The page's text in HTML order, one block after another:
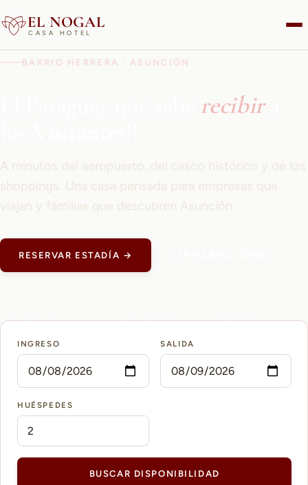
EL NOGAL
CASA HOTEL
BARRIO HERRERA · ASUNCIÓN
recibira
A minutos del aeropuerto, del casco histórico y de los
shoppings. Una casa pensada para empresas que
viajan y familias que descubren Asunción.
RESERVAR ESTADÍA →
15 min
AEROPUERTO PETTIROSSI
10 min
CASCO HISTÓRICO
5 min
INGRESO SALIDA
HUÉSPEDES
BUSCAR DISPONIBILIDAD